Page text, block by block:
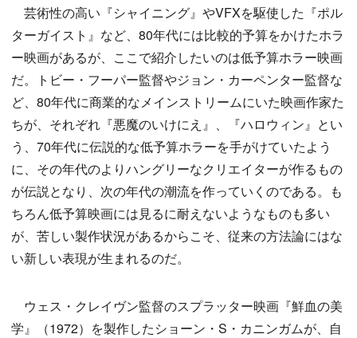
芸術性の高い『シャイニング』やVFXを駆使した『ポル
ターガイスト』など、80年代には比較的予算をかけたホラ
ー映画があるが、ここで紹介したいのは低予算ホラー映画
だ。トビー・フーパー監督やジョン・カーペンター監督な
ど、80年代に商業的なメインストリームにいた映画作家た
ちが、それぞれ『悪魔のいけにえ』、『ハロウィン』とい
う、70年代に伝説的な低予算ホラーを手がけていたよう
に、その年代のよりハングリーなクリエイターが作るもの
が伝説となり、次の年代の潮流を作っていくのである。も
ちろん低予算映画には見るに耐えないようなものも多い
が、苦しい製作状況があるからこそ、従来の方法論にはな
い新しい表現が生まれるのだ。
ウェス・クレイヴン監督のスプラッター映画『鮮血の美
学』（1972）を製作したショーン・S・カニンガムが、自